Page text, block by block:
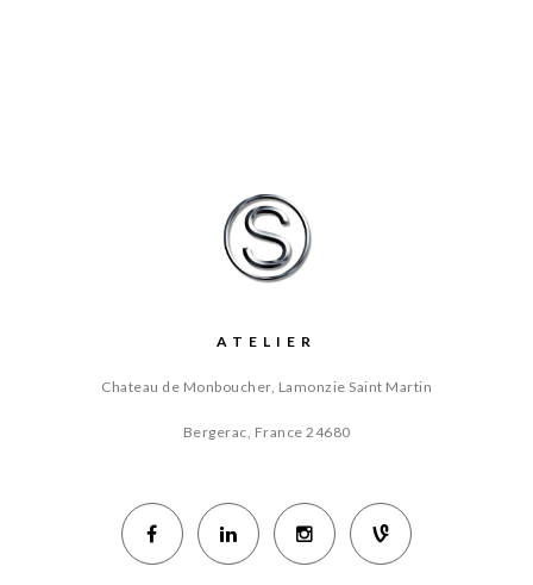
ATELIER
Chateau de Monboucher, Lamonzie Saint Martin
Bergerac, France 24680